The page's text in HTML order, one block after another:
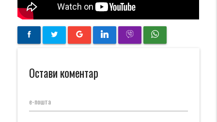
Остави коментар
е-пошта